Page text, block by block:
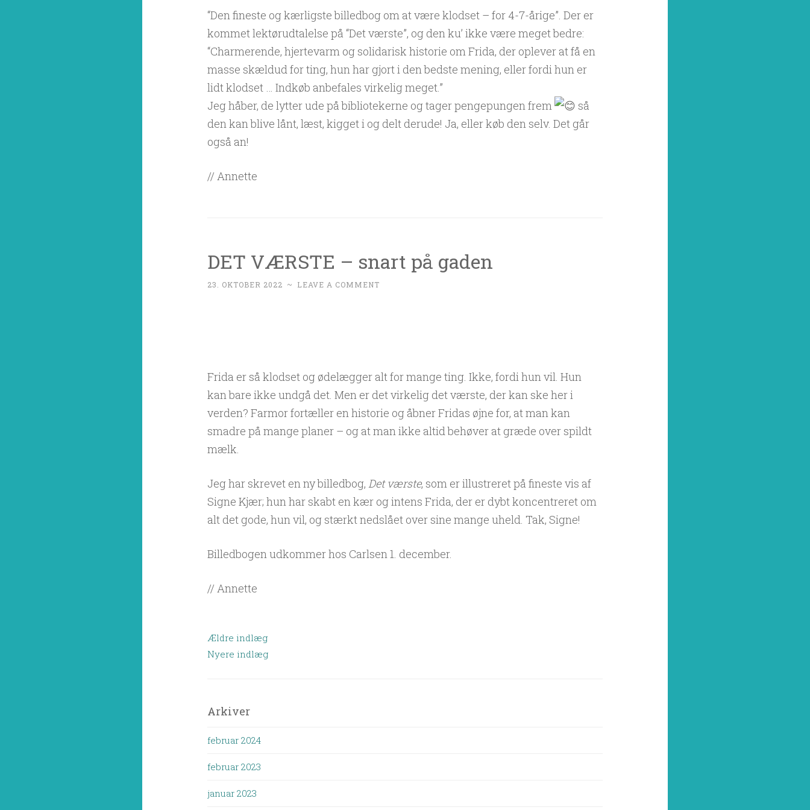
“Den fineste og kærligste billedbog om at være klodset – for 4-7-årige”. Der er
kommet lektørudtalelse på “Det værste”, og den ku’ ikke være meget bedre:
“Charmerende, hjertevarm og solidarisk historie om Frida, der oplever at få en
masse skældud for ting, hun har gjort i den bedste mening, eller fordi hun er
lidt klodset … Indkøb anbefales virkelig meget.”
Jeg håber, de lytter ude på bibliotekerne og tager pengepungen frem
så
den kan blive lånt, læst, kigget i og delt derude! Ja, eller køb den selv. Det går
også an!
// Annette
DET VÆRSTE – snart på gaden
23. OKTOBER 2022 ~ LEAVE A COMMENT
Frida er så klodset og ødelægger alt for mange ting. Ikke, fordi hun vil. Hun
kan bare ikke undgå det. Men er det virkelig det værste, der kan ske her i
verden? Farmor fortæller en historie og åbner Fridas øjne for, at man kan
smadre på mange planer – og at man ikke altid behøver at græde over spildt
mælk.
Jeg har skrevet en ny billedbog, Det værste, som er illustreret på fineste vis af
Signe Kjær; hun har skabt en kær og intens Frida, der er dybt koncentreret om
alt det gode, hun vil, og stærkt nedslået over sine mange uheld. Tak, Signe!
Billedbogen udkommer hos Carlsen 1. december.
// Annette
Navigation
til
Ældre indlæg
Nyere indlæg
Arkiver
februar 2024
februar 2023
januar 2023